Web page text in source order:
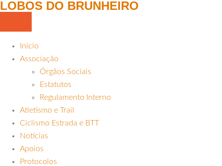
LOBOS DO BRUNHEIRO
Início
Associação
Órgãos Sociais
Estatutos
Regulamento Interno
Atletismo e Trail
Ciclismo Estrada e BTT
Notícias
Apoios
Protocolos